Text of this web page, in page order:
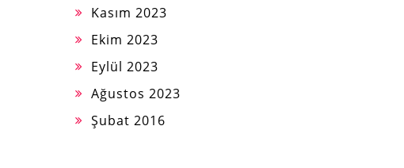
Kasım 2023
Ekim 2023
Eylül 2023
Ağustos 2023
Şubat 2016